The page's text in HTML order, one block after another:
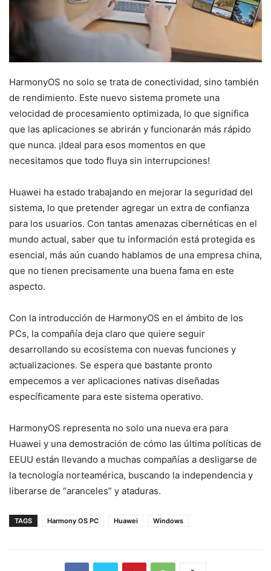
HarmonyOS no solo se trata de conectividad, sino también
de rendimiento. Este nuevo sistema promete una
velocidad de procesamiento optimizada, lo que significa
que las aplicaciones se abrirán y funcionarán más rápido
que nunca. ¡Ideal para esos momentos en que
necesitamos que todo fluya sin interrupciones!
Huawei ha estado trabajando en mejorar la seguridad del
sistema, lo que pretender agregar un extra de confianza
para los usuarios. Con tantas amenazas cibernéticas en el
mundo actual, saber que tu información está protegida es
esencial, más aún cuando hablamos de una empresa china,
que no tienen precisamente una buena fama en este
aspecto.
Con la introducción de HarmonyOS en el ámbito de los
PCs, la compañía deja claro que quiere seguir
desarrollando su ecosistema con nuevas funciones y
actualizaciones. Se espera que bastante pronto
empecemos a ver aplicaciones nativas diseñadas
específicamente para este sistema operativo.
HarmonyOS representa no solo una nueva era para
Huawei y una demostración de cómo las última políticas de
EEUU están llevando a muchas compañías a desligarse de
la tecnología norteamérica, buscando la independencia y
liberarse de “aranceles” y ataduras.
TAGS Harmony OS PC Huawei Windows